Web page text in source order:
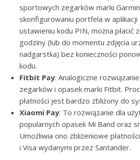
sportowych zegarków marki
skonfigurowaniu portfela w aplikacji
ustawieniu kodu PIN, można płacić
godziny (lub do momentu zdjęcia
nadgarstka) bez konieczności
kodu.
Fitbit Pay: Analogiczne
zegarków i opasek marki Fitbit.
płatności jest bardzo zbliżony do
Xiaomi Pay: To rozwiązanie dla
popularnych opasek Mi Band oraz
Umożliwia ono zbliżeniowe
i Visa wydanymi przez Santander.